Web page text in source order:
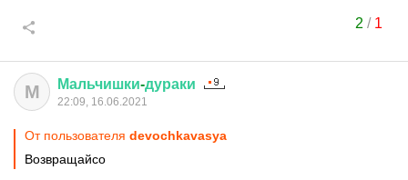
2 / 1
М Мальчишки-дураки
22:09, 16.06.2021
От пользователя devochkavasya
Возвращайсо